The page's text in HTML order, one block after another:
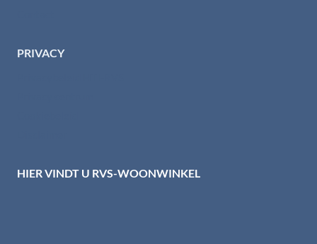
PRIVACY
HIER VINDT U RVS-WOONWINKEL